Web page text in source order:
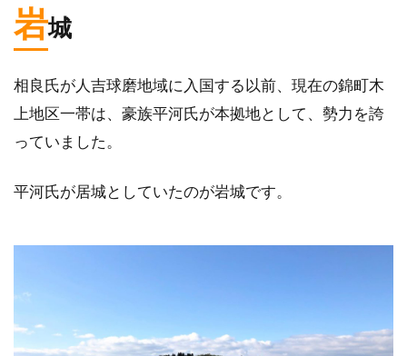
岩城
相良氏が人吉球磨地域に入国する以前、現在の錦町木
上地区一帯は、豪族平河氏が本拠地として、勢力を誇
っていました。
平河氏が居城としていたのが岩城です。